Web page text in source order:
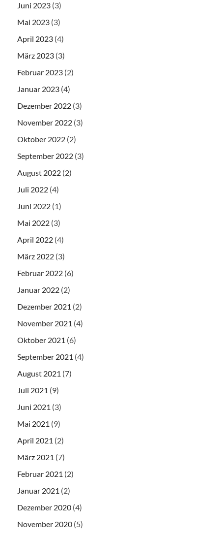
Juni 2023 (3)
Mai 2023 (3)
April 2023 (4)
März 2023 (3)
Februar 2023 (2)
Januar 2023 (4)
Dezember 2022 (3)
November 2022 (3)
Oktober 2022 (2)
September 2022 (3)
August 2022 (2)
Juli 2022 (4)
Juni 2022 (1)
Mai 2022 (3)
April 2022 (4)
März 2022 (3)
Februar 2022 (6)
Januar 2022 (2)
Dezember 2021 (2)
November 2021 (4)
Oktober 2021 (6)
September 2021 (4)
August 2021 (7)
Juli 2021 (9)
Juni 2021 (3)
Mai 2021 (9)
April 2021 (2)
März 2021 (7)
Februar 2021 (2)
Januar 2021 (2)
Dezember 2020 (4)
November 2020 (5)